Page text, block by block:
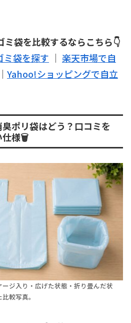
ミ袋を比較するならこちら👇
袋を探す ｜ 楽天市場で自
｜ Yahoo!ショッピングで自立
ポリ袋はどう？口コミを
仕様🗑️
ジ入り・広げた状態・折り畳んだ状
較写真。